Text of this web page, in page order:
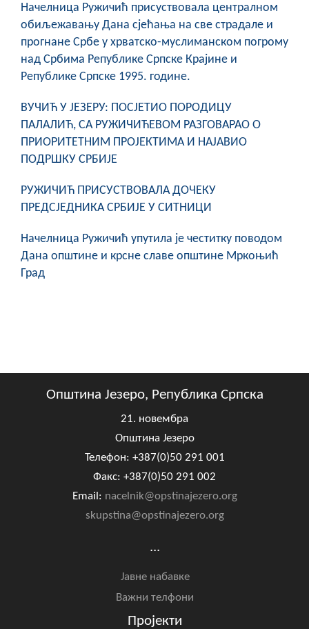
Начелница Ружичић присуствовала централном
обиљежавању Дана сјећања на све страдале и
прогнане Србе у хрватско-муслиманском погрому
над Србима Републике Српске Крајине и
Републике Српске 1995. године.
ВУЧИЋ У ЈЕЗЕРУ: ПОСЈЕТИО ПОРОДИЦУ
ПАЛАЛИЋ, СА РУЖИЧИЋЕВОМ РАЗГОВАРАО О
ПРИОРИТЕТНИМ ПРОЈЕКТИМА И НАЈАВИО
ПОДРШКУ СРБИЈЕ
РУЖИЧИЋ ПРИСУСТВОВАЛА ДОЧЕКУ
ПРЕДСЈЕДНИКА СРБИЈЕ У СИТНИЦИ
Начелница Ружичић упутила је честитку поводом
Дана општине и крсне славе општине Мркоњић
Град
Општина Језеро, Република Српска
21. новембра
Општина Језеро
Телефон: +387(0)50 291 001
Факс: +387(0)50 291 002
Email: nacelnik@opstinajezero.org
skupstina@opstinajezero.org
...
Јавне набавке
Важни телфони
Пројекти